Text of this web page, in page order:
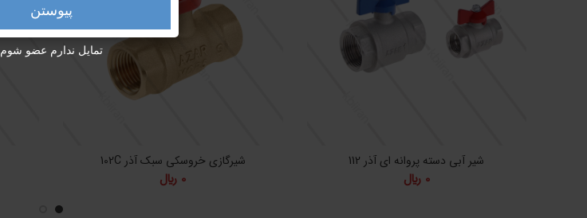
شیر آبی دسته پروانه ای آذر 112
0 ﷼
شیرگازی خروسکی سبک آذر 102C
0 ﷼
پیوستن
تمایل ندارم عضو شوم